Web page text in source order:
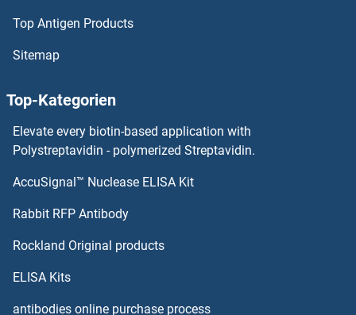
TRAM1 Antikörper
Transmembrane Protease, serine 2 Antikörper
Transmembrane Protein 106B Antikörper
Top Antigen Products
Sitemap
Top-Kategorien
Elevate every biotin-based application with
Polystreptavidin - polymerized Streptavidin.
AccuSignal™ Nuclease ELISA Kit
Rabbit RFP Antibody
Rockland Original products
ELISA Kits
antibodies online purchase process